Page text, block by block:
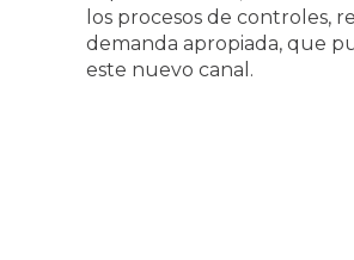
los procesos de controles,
demanda apropiada, que
este nuevo canal.